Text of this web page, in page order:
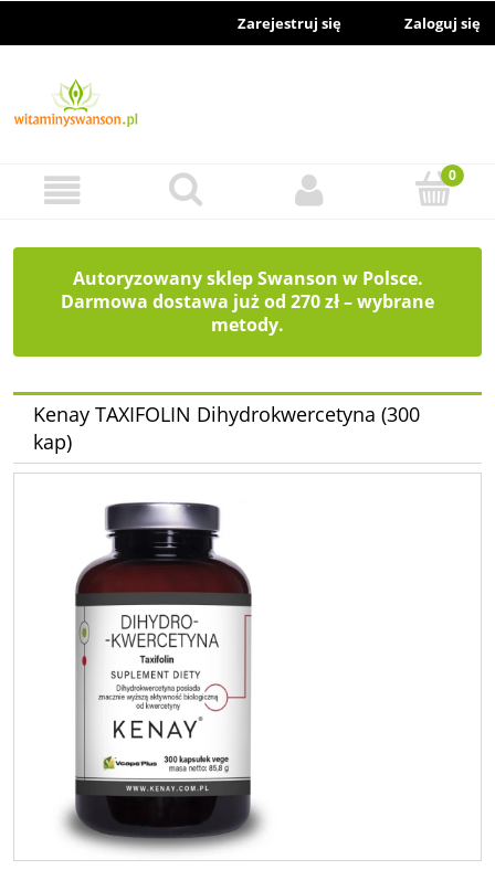
Zarejestruj się Zaloguj się
Autoryzowany sklep Swanson w Polsce.
Darmowa dostawa już od 270 zł – wybrane
metody.
Kenay TAXIFOLIN Dihydrokwercetyna (300
kap)